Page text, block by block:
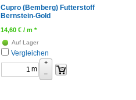
Cupro (Bemberg) Futterstoff
Bernstein-Gold
14,60 € / m *
Auf Lager
Vergleichen
m
+
–